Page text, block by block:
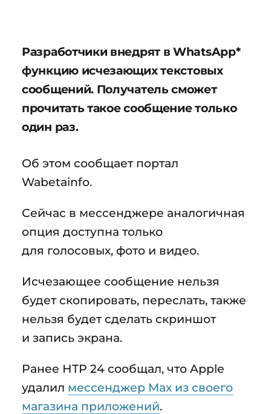
Разработчики внедрят в WhatsApp*
функцию исчезающих текстовых
сообщений. Получатель сможет
прочитать такое сообщение только
один раз.
Об этом сообщает портал
Wabetainfo.
Сейчас в мессенджере аналогичная
опция доступна только
для голосовых, фото и видео.
Исчезающее сообщение нельзя
будет скопировать, переслать, также
нельзя будет сделать скриншот
и запись экрана.
Ранее НТР 24 сообщал, что Apple
удалил мессенджер Мах из своего
магазина приложений.